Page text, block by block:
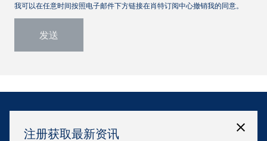
我可以在任意时间按照电子邮件下方链接在肖特订阅中心撤销我的同意。
注册获取最新资讯
免责声明 网站说明 数据保护政策